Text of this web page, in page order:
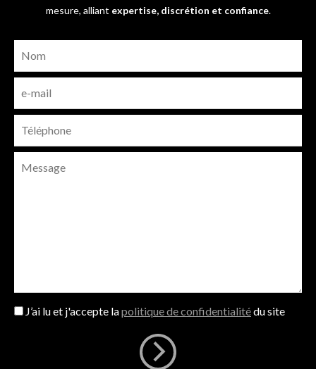
mesure, alliant expertise, discrétion et confiance.
J’ai lu et j'accepte lapolitique de confidentialitédu site